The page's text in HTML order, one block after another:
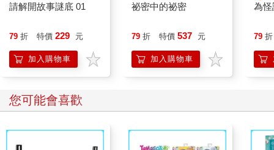
請解開故事謎底 01
79 折 特價 229 元
加入購物車
祕密中的祕密
79 折 特價 537 元
加入購物車
為怪
79 折
您可能會喜歡